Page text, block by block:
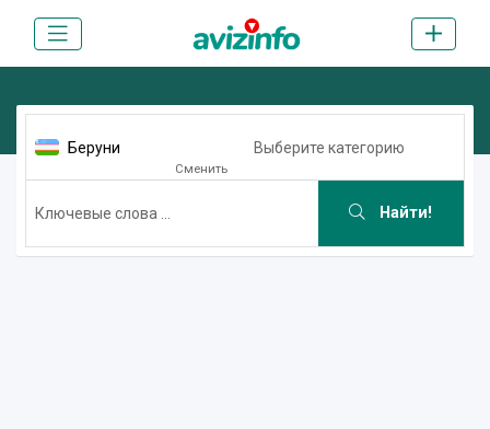
Беруни
Сменить
Выберите категорию
Найти!